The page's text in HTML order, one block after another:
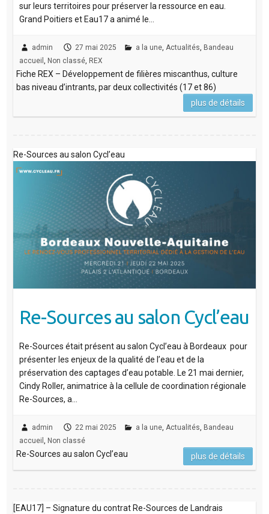
sur leurs territoires pour préserver la ressource en eau.
Grand Poitiers et Eau17 a animé le…
admin 27 mai 2025 a la une, Actualités, Bandeau
accueil , Non classé, REX
Fiche REX – Développement de filières miscanthus, culture
bas niveau d’intrants, par deux collectivités (17 et 86)
plus de détails
Re-Sources au salon Cycl’eau
Re-Sources au salon Cycl’eau
Re-Sources était présent au salon Cycl’eau à Bordeaux pour
présenter les enjeux de la qualité de l’eau et de la
préservation des captages d’eau potable. Le 21 mai dernier,
Cindy Roller, animatrice à la cellule de coordination régionale
Re-Sources, a…
admin 22 mai 2025 a la une, Actualités, Bandeau
accueil , Non classé
Re-Sources au salon Cycl’eau plus de détails
[EAU17] – Signature du contrat Re-Sources de Landrais